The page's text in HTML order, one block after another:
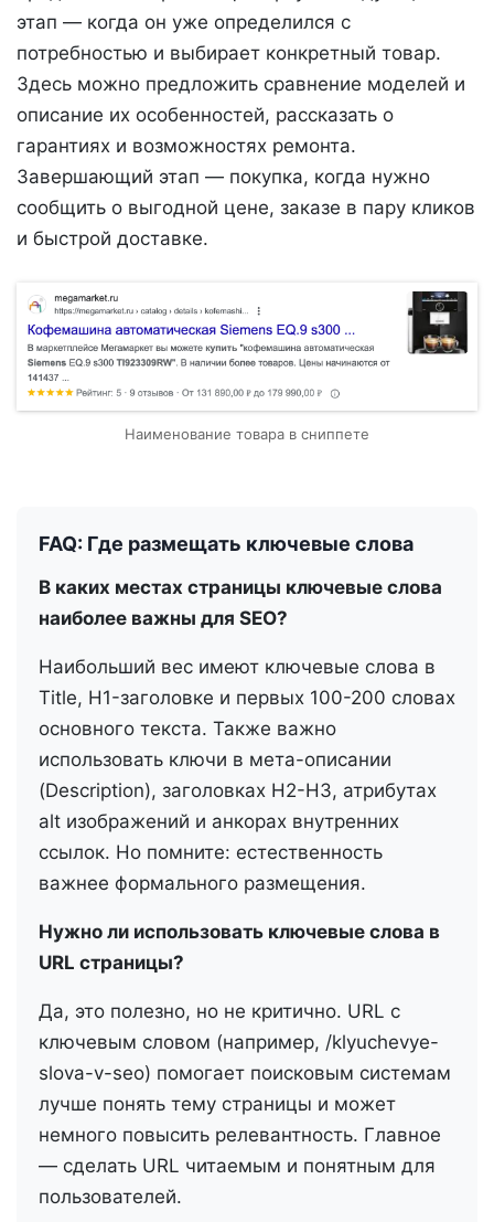
этап — когда он уже определился с
потребностью и выбирает конкретный товар.
Здесь можно предложить сравнение моделей и
описание их особенностей, рассказать о
гарантиях и возможностях ремонта.
Завершающий этап — покупка, когда нужно
сообщить о выгодной цене, заказе в пару кликов
и быстрой доставке.
Наименование товара в сниппете
FAQ: Где размещать ключевые слова
В каких местах страницы ключевые слова
наиболее важны для SEO?
Наибольший вес имеют ключевые слова в
Title, H1-заголовке и первых 100-200 словах
основного текста. Также важно
использовать ключи в мета-описании
(Description), заголовках H2-H3, атрибутах
alt изображений и анкорах внутренних
ссылок. Но помните: естественность
важнее формального размещения.
Нужно ли использовать ключевые слова в
URL страницы?
Да, это полезно, но не критично. URL с
ключевым словом (например, /klyuchevye-
slova-v-seo) помогает поисковым системам
лучше понять тему страницы и может
немного повысить релевантность. Главное
— сделать URL читаемым и понятным для
пользователей.